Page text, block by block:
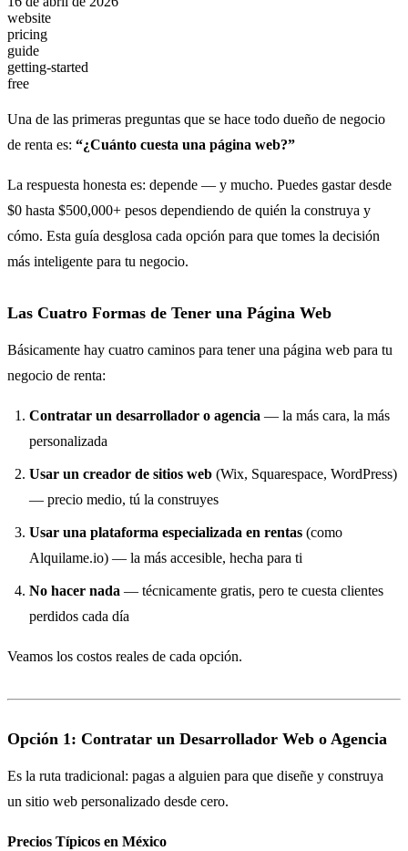
website
pricing
guide
getting-started
free
Una de las primeras preguntas que se hace todo dueño de negocio
de renta es: “¿Cuánto cuesta una página web?”
La respuesta honesta es: depende — y mucho. Puedes gastar desde
$0 hasta $500,000+ pesos dependiendo de quién la construya y
cómo. Esta guía desglosa cada opción para que tomes la decisión
más inteligente para tu negocio.
Las Cuatro Formas de Tener una Página Web
Básicamente hay cuatro caminos para tener una página web para tu
negocio de renta:
Contratar un desarrollador o agencia — la más cara, la más
personalizada
Usar un creador de sitios web (Wix, Squarespace, WordPress)
— precio medio, tú la construyes
Usar una plataforma especializada en rentas (como
Alquilame.io) — la más accesible, hecha para ti
No hacer nada — técnicamente gratis, pero te cuesta clientes
perdidos cada día
Veamos los costos reales de cada opción.
Opción 1: Contratar un Desarrollador Web o Agencia
Es la ruta tradicional: pagas a alguien para que diseñe y construya
un sitio web personalizado desde cero.
Precios Típicos en México